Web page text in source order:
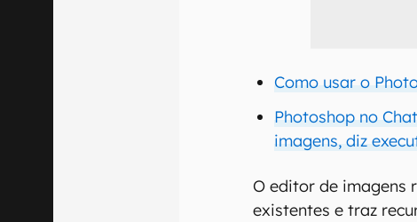
Como usar o
Photoshop no
imagens, diz
O editor de imagens
existentes e traz